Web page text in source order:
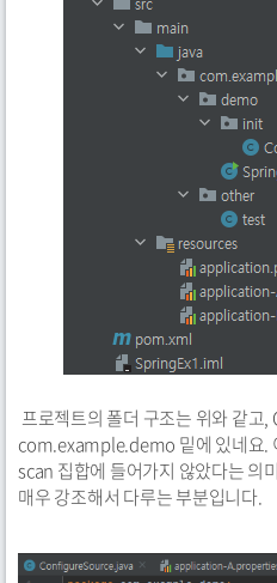
프로젝트의 폴더 구조는 위와 같고
com.example.demo 밑에 있네요.
scan 집합에 들어가지 않았다는 의
매우 강조해서 다루는 부분입니다.